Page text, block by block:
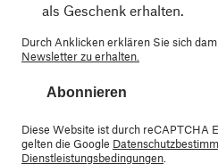
als Geschenk erhalten.
Durch Anklicken erklären Sie sich
Newsletter zu erhalten.
Abonnieren
Diese Website ist durch reCAPTCHA
gelten die Google
Dienstleistungsbedingungen